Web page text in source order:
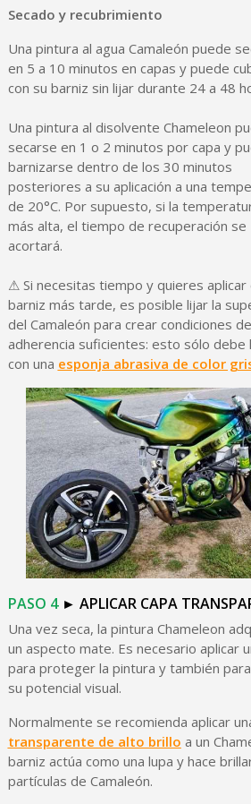
Secado y recubrimiento
Una pintura al agua Camaleón puede
en 5 a 10 minutos en capas y puede
con su barniz sin lijar durante 24 a 48
Una pintura al disolvente Chameleon
secarse en 1 o 2 minutos por capa y
barnizarse dentro de los 30 minutos
posteriores a su aplicación a una
de 20°C. Por supuesto, si la
más alta, el tiempo de recuperación se
acortará.
⚠ Si necesitas tiempo y quieres aplicar
barniz más tarde, es posible lijar la
del Camaleón para crear condiciones de
adherencia suficientes: esto sólo debe
con una esponja abrasiva de color
PASO 4► APLICAR CAPA
Una vez seca, la pintura Chameleon
un aspecto mate. Es necesario aplicar
para proteger la pintura y también
su potencial visual.
Normalmente se recomienda aplicar
transparente de alto brillo a un
barniz actúa como una lupa y hace
partículas de Camaleón.